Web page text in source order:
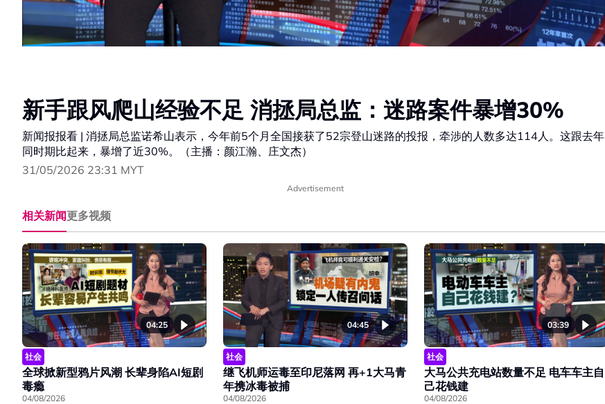
新手跟风爬山经验不足 消拯局总监：迷路案件暴增30%
新闻报报看 | 消拯局总监诺希山表示，今年前5个月全国接获了52宗登山迷路的投报，牵涉的人数多达114人。这跟去年
同时期比起来，暴增了近30%。（主播：颜江瀚、庄文杰）
31/05/2026 23:31 MYT
Advertisement
相关新闻更多视频
04:25
社会
全球掀新型鸦片风潮 长辈身陷AI短剧
毒瘾
04/08/2026
04:45
社会
继飞机师运毒至印尼落网 再+1大马青
年携冰毒被捕
04/08/2026
03:39
社会
大马公共充电站数量不足 电车车主自
己花钱建
04/08/2026